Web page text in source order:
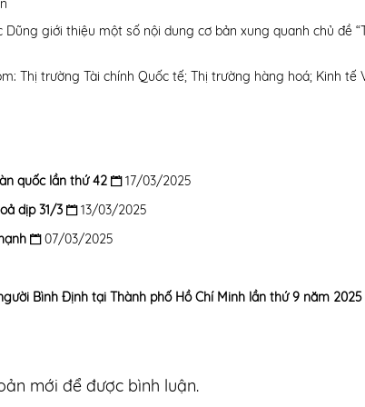
giới thiệu một số nội dung cơ bản xung quanh chủ đề
Thị trường Tài chính Quốc tế; Thị trường hàng hoá; Kinh tế
quốc lần thứ 42
17/03/2025
dịp 31/3
13/03/2025
07/03/2025
Bình Định tại Thành phố Hồ Chí Minh lần thứ 9 năm 2025
mới để được bình luận.